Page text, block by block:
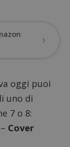
oggi puoi
uno di
7 o 8:
– Cover